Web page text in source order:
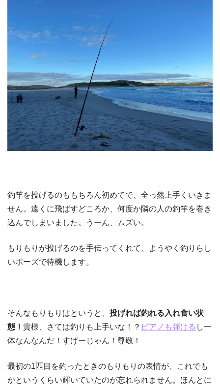
釣竿を投げるのももちろん初めてで、全っ然上手くいきま
せん。遠くに飛ばすどころか、何度か隣の人の釣竿を巻き
込んでしまいました。うーん、ムズい。
もりもりが投げるのを手伝ってくれて、ようやく釣りらし
いポーズで待機します。
そんなもりもりはというと、 投げれば釣れる入れ食い状
態！ 貴様、さては釣りも上手いな！？ ピアノも弾ける し一
体なんなんだ！すげーじゃん！尊敬！
最初の1匹目を釣ったときのもりもりの表情が、これでも
かというくらい輝いていたのが忘れられません。ほんとに